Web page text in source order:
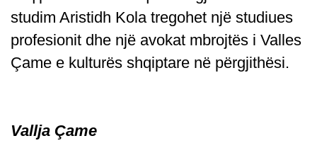
studim Aristidh Kola tregohet një studiues
profesionit dhe një avokat mbrojtës i Valles
Çame e kulturës shqiptare në përgjithësi.
Vallja Çame